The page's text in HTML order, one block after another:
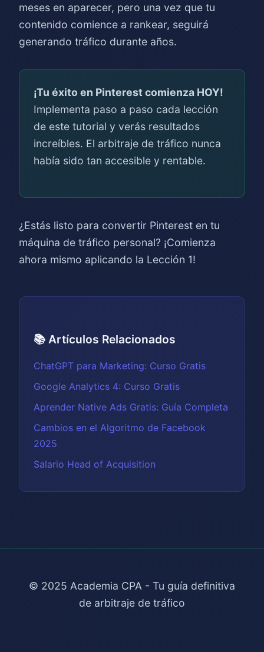
meses en aparecer, pero una vez que tu
contenido comience a rankear, seguirá
generando tráfico durante años.
¡Tu éxito en Pinterest comienza HOY!
Implementa paso a paso cada lección
de este tutorial y verás resultados
increíbles. El arbitraje de tráfico nunca
había sido tan accesible y rentable.
¿Estás listo para convertir Pinterest en tu
máquina de tráfico personal? ¡Comienza
ahora mismo aplicando la Lección 1!
📚 Artículos Relacionados
ChatGPT para Marketing: Curso Gratis
Google Analytics 4: Curso Gratis
Aprender Native Ads Gratis: Guía Completa
Cambios en el Algoritmo de Facebook
2025
Salario Head of Acquisition
© 2025 Academia CPA - Tu guía definitiva
de arbitraje de tráfico